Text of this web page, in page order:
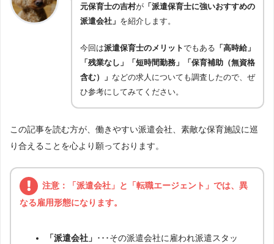
元保育士の吉村が 「派遣保育士に強いおすすめの
派遣会社」 を紹介します。
今回は派遣保育士のメリットでもある 「高時給」
「残業なし」「短時間勤務」「保育補助（無資格
含む）」 などの求人についても調査したので、ぜ
ひ参考にしてみてください。
この記事を読む方が、働きやすい派遣会社、素敵な保育施設に巡
り合えることを心より願っております。
注意：「派遣会社」と「転職エージェント」では、異
なる雇用形態になります。
「派遣会社」 ･･･その派遣会社に雇われ派遣スタッ